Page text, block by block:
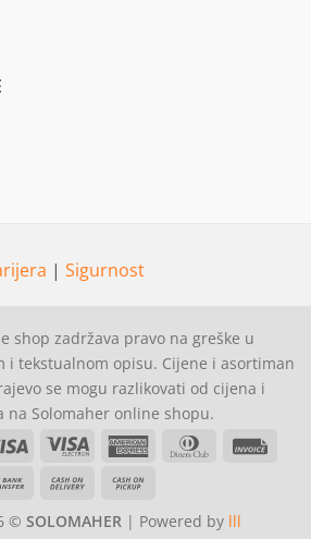
| Sigurnost
shop zadržava pravo na greške u
i tekstualnom opisu. Cijene i asortiman
se mogu razlikovati od cijena i
na Solomaher online shopu.
Visa
Visa
American Dinners
Bank
Cash
Delivery Pickup
© SOLOMAHER | Powered by lll